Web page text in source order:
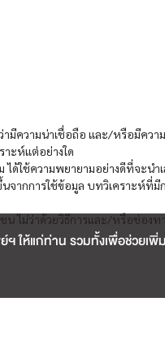
มีความน่าเชื่อถือ และ/หรือมีควา
ะห์แต่อย่างใด
ได้ใช้ความพยายามอย่างดีที่จะน
จากการใช้ข้อมูล บทวิเคราะห์ที่
ไม่ว่าด้วยวิธีการและ/หรือช่องท
ให้แก่ท่าน รวมทั้งเพื่อช่วยเพิ่ม